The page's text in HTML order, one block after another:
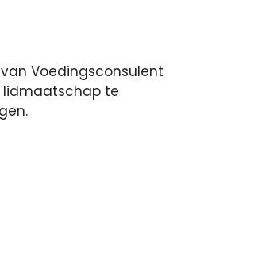
Voedingsconsulent
lidmaatschap te